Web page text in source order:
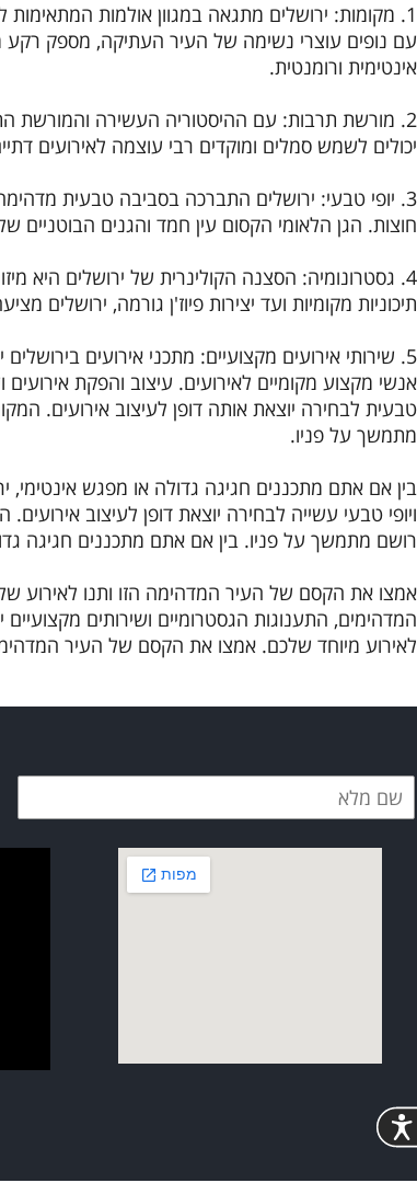
1. מקומות: ירושלים מתגאה במגוון אולמות המתאימות לסונות וגדלים שונים של אירועים.
עם נופים עוצרי נשימה של העיר העתיקה, מספק רקע
אינטימית ורומנטית.
2. מורשת תרבות: עם ההיסטוריה העשירה והמורשת התרבותית המגוונת שלה, ירושלים מציעה שפע של השראה לעיצוב אירועים.
יכולים לשמש סמלים ומוקדים רבי עוצמה לאירועים
3. יופי טבעי: ירושלים התברכה בסביבה טבעית מדהימה, המספקת למארגני אירועים קנבס של נופים עוצרי נשימה.
חוצות. הגן הלאומי הקסום עין חמד והגנים הבוטניים
4. גסטרונומיה: הסצנה הקולינרית של ירושלים היא מיזוג מענג של טעמים מתרבויות ומסורות שונות.
תיכוניות מקומיות ועד יצירות פיוז'ן גורמה,
5. שירותי אירועים מקצועיים: מתכני אירועים בירושלים ידועים במקצועיותם ותשומת הלב לפרטים.
אנשי מקצוע מקומיים לאירועים. עיצוב והפקת אירועים
טבעית לבחירה יוצאת אותה דופן לעיצוב אירועים.
מתמשך על פניו.
בין אם אתם מתכננים חגיגה גדולה או מפגש
ויופי טבעי עשייה לבחירה יוצאת דופן לעיצוב אירועים.
רושם מתמשך על פניו. בין אם אתם מתכננים חגיגה
אמצו את הקסם של העיר המדהימה הזו ותנו לאירוע
המדהימים, התענוגות הגסטרומיים ושירותים
לאירוע מיוחד שלכם. אמצו את הקסם של העיר